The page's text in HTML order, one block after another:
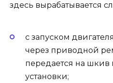
здесь вырабатывается
с запуском
через приводной
передается на шкив
установки;